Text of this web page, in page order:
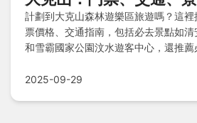
計劃到大克山森林遊樂區旅遊嗎？這
票價格、交通指南，包括必去景點如
和雪霸國家公園汶水遊客中心，還推薦
答，助您輕鬆規劃行程。
2025-09-29